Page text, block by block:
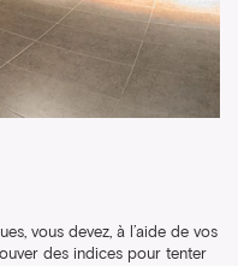
vous devez, à l’aide de vos
des indices pour tenter